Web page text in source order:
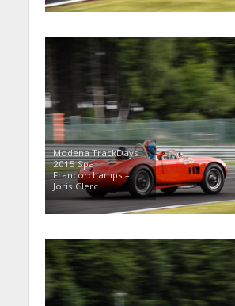
Modena TrackDays
2015 Spa
Francorchamps –
Joris Clerc